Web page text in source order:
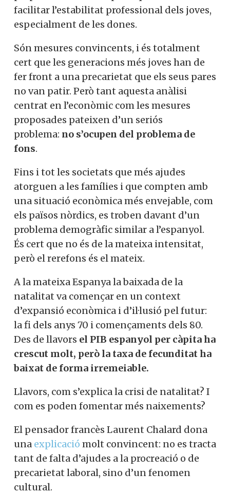
facilitar l’estabilitat professional dels joves,
especialment de les dones.
Són mesures convincents, i és totalment
cert que les generacions més joves han de
fer front a una precarietat que els seus pares
no van patir. Però tant aquesta anàlisi
centrat en l’econòmic com les mesures
proposades pateixen d’un seriós
problema: no s’ocupen del problema de
fons.
Fins i tot les societats que més ajudes
atorguen a les famílies i que compten amb
una situació econòmica més envejable, com
els països nòrdics, es troben davant d’un
problema demogràfic similar a l’espanyol.
És cert que no és de la mateixa intensitat,
però el rerefons és el mateix.
A la mateixa Espanya la baixada de la
natalitat va començar en un context
d’expansió econòmica i d’il·lusió pel futur:
la fi dels anys 70 i començaments dels 80.
Des de llavors el PIB espanyol per càpita ha
crescut molt, però la taxa de fecunditat ha
baixat de forma irremeiable.
Llavors, com s’explica la crisi de natalitat? I
com es poden fomentar més naixements?
El pensador francès Laurent Chalard dona
una explicació molt convincent: no es tracta
tant de falta d’ajudes a la procreació o de
precarietat laboral, sino d’un fenomen
cultural.